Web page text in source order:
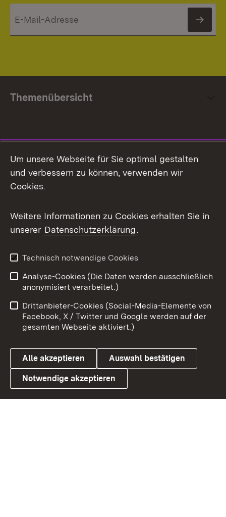
Themenübersicht
Facebook
X / Twitter
Youtube
Link zum Landesportal
Impressum
Kontakt
Barrierefreiheit
Datenschutz
Cookies
Um unsere Webseite für Sie optimal gestalten
und verbessern zu können, verwenden wir
Cookies.
Weitere Informationen zu Cookies erhalten Sie in
unserer Datenschutzerklärung.
Technisch notwendige Cookies
Analyse-Cookies (Die Daten werden ausschließlich
anonymisiert verarbeitet.)
Drittanbieter-Cookies (Social-Media-Elemente von
Facebook, X / Twitter und Google werden auf der
gesamten Webseite aktiviert.)
Alle akzeptieren Auswahl bestätigen
Notwendige akzeptieren